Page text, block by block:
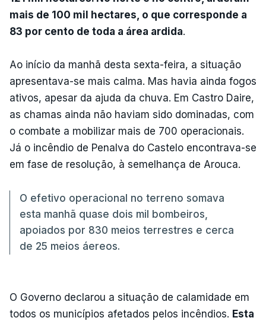
mais de 100 mil hectares, o que corresponde a
83 por cento de toda a área ardida.
Ao início da manhã desta sexta-feira, a situação
apresentava-se mais calma. Mas havia ainda fogos
ativos, apesar da ajuda da chuva. Em Castro Daire,
as chamas ainda não haviam sido dominadas, com
o combate a mobilizar mais de 700 operacionais.
Já o incêndio de Penalva do Castelo encontrava-se
em fase de resolução, à semelhança de Arouca.
O efetivo operacional no terreno somava
esta manhã quase dois mil bombeiros,
apoiados por 830 meios terrestres e cerca
de 25 meios áereos.
O Governo declarou a situação de calamidade em
todos os municípios afetados pelos incêndios. Esta